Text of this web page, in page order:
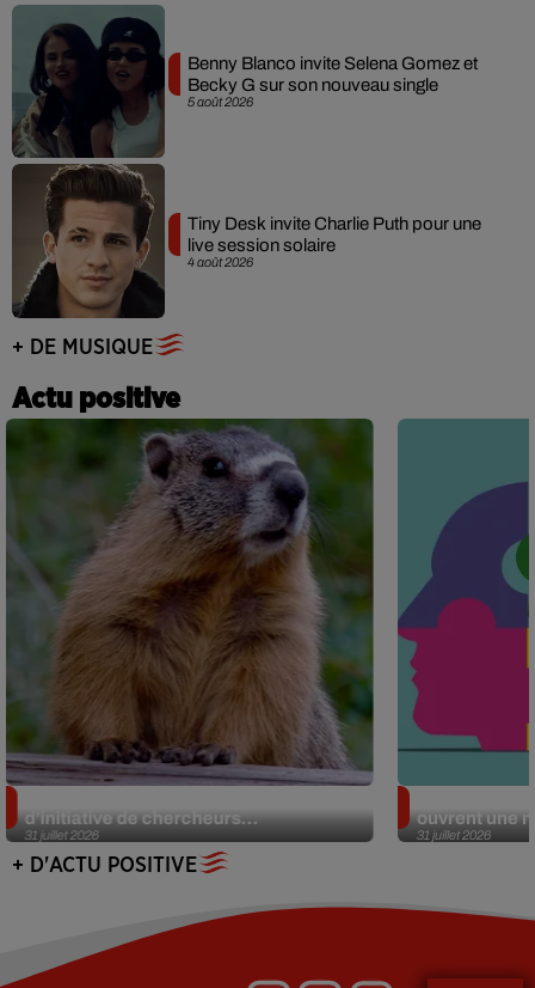
5 août 2026
Benny Blanco invite Selena Gomez et
Becky G sur son nouveau single
4 août 2026
Tiny Desk invite Charlie Puth pour une
live session solaire
+ DE MUSIQUE
Actu positive
31 juillet 2026
d’initiative de chercheurs...
31 juillet 2026
ouvrent une
+ D'ACTU POSITIVE